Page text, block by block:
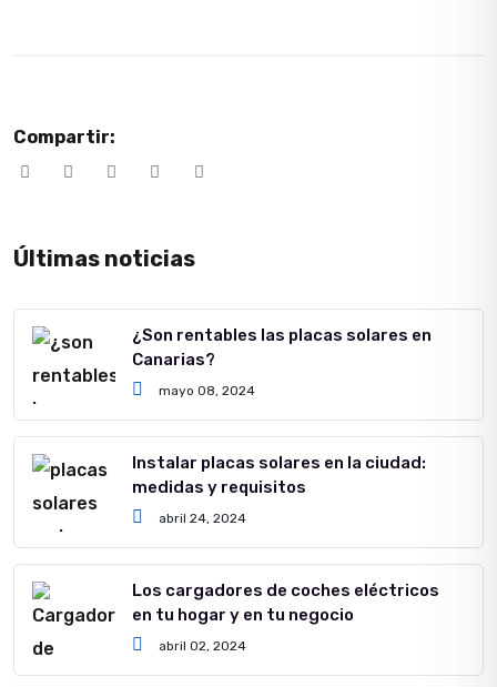
Compartir:
Últimas noticias
¿Son rentables las placas solares en
Canarias?
mayo 08, 2024
Instalar placas solares en la ciudad:
medidas y requisitos
abril 24, 2024
Los cargadores de coches eléctricos
en tu hogar y en tu negocio
abril 02, 2024